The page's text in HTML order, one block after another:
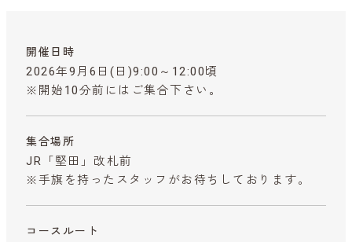
開催日時
2026年9月6日(日)9:00～12:00頃
※開始10分前にはご集合下さい。
集合場所
JR「堅田」改札前
※手旗を持ったスタッフがお待ちしております。
コースルート